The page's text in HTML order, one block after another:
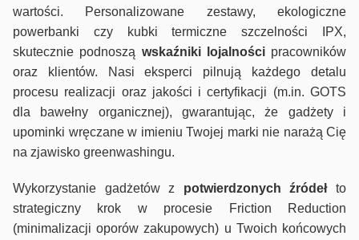
wartości. Personalizowane zestawy, ekologiczne
powerbanki czy kubki termiczne szczelności IPX,
skutecznie podnoszą wskaźniki lojalnościpracowników
oraz klientów. Nasi eksperci pilnują każdego detalu
procesu realizacji oraz jakości i certyfikacji (m.in. GOTS
dla bawełny organicznej), gwarantując, że gadżety i
upominki wręczane w imieniu Twojej marki nie narażą Cię
na zjawisko greenwashingu.
Wykorzystanie gadżetów z potwierdzonych źródełto
strategiczny krok w procesie Friction Reduction
(minimalizacji oporów zakupowych) u Twoich końcowych